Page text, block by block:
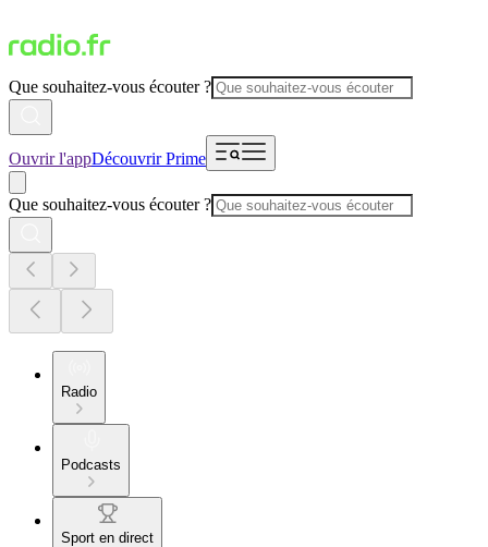
Que souhaitez-vous écouter ?
Ouvrir l'appDécouvrir Prime
Que souhaitez-vous écouter ?
Radio
Podcasts
Sport en direct